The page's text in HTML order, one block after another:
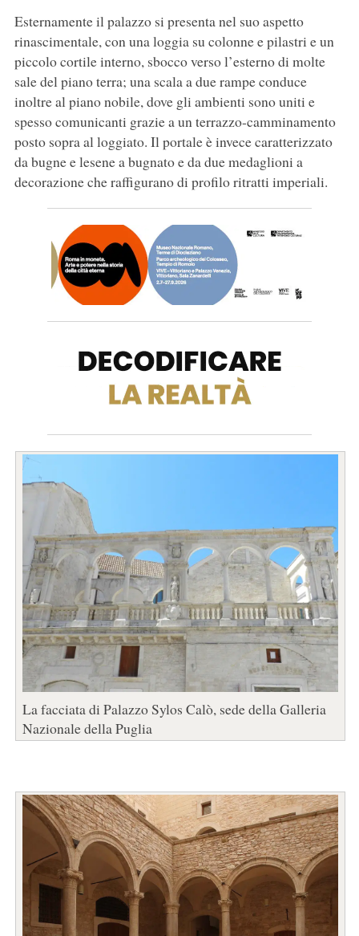
Esternamente il palazzo si presenta nel suo aspetto
rinascimentale, con una loggia su colonne e pilastri e un
piccolo cortile interno, sbocco verso l’esterno di molte
sale del piano terra; una scala a due rampe conduce
inoltre al piano nobile, dove gli ambienti sono uniti e
spesso comunicanti grazie a un terrazzo-camminamento
posto sopra al loggiato. Il portale è invece caratterizzato
da bugne e lesene a bugnato e da due medaglioni a
decorazione che raffigurano di profilo ritratti imperiali.
La facciata di Palazzo Sylos Calò, sede della Galleria
Nazionale della Puglia